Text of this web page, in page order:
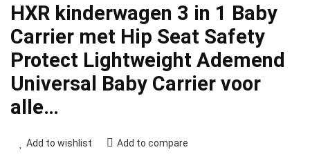
HXR kinderwagen 3 in 1 Baby
Carrier met Hip Seat Safety
Protect Lightweight Ademend
Universal Baby Carrier voor
alle…
Add to wishlist Add to compare